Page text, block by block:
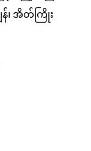
န်၊ အိတ်ကြိုး